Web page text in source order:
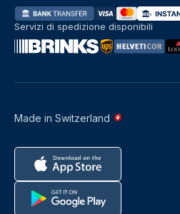
Made in Switzerland
Servizi di spedizione disponibili